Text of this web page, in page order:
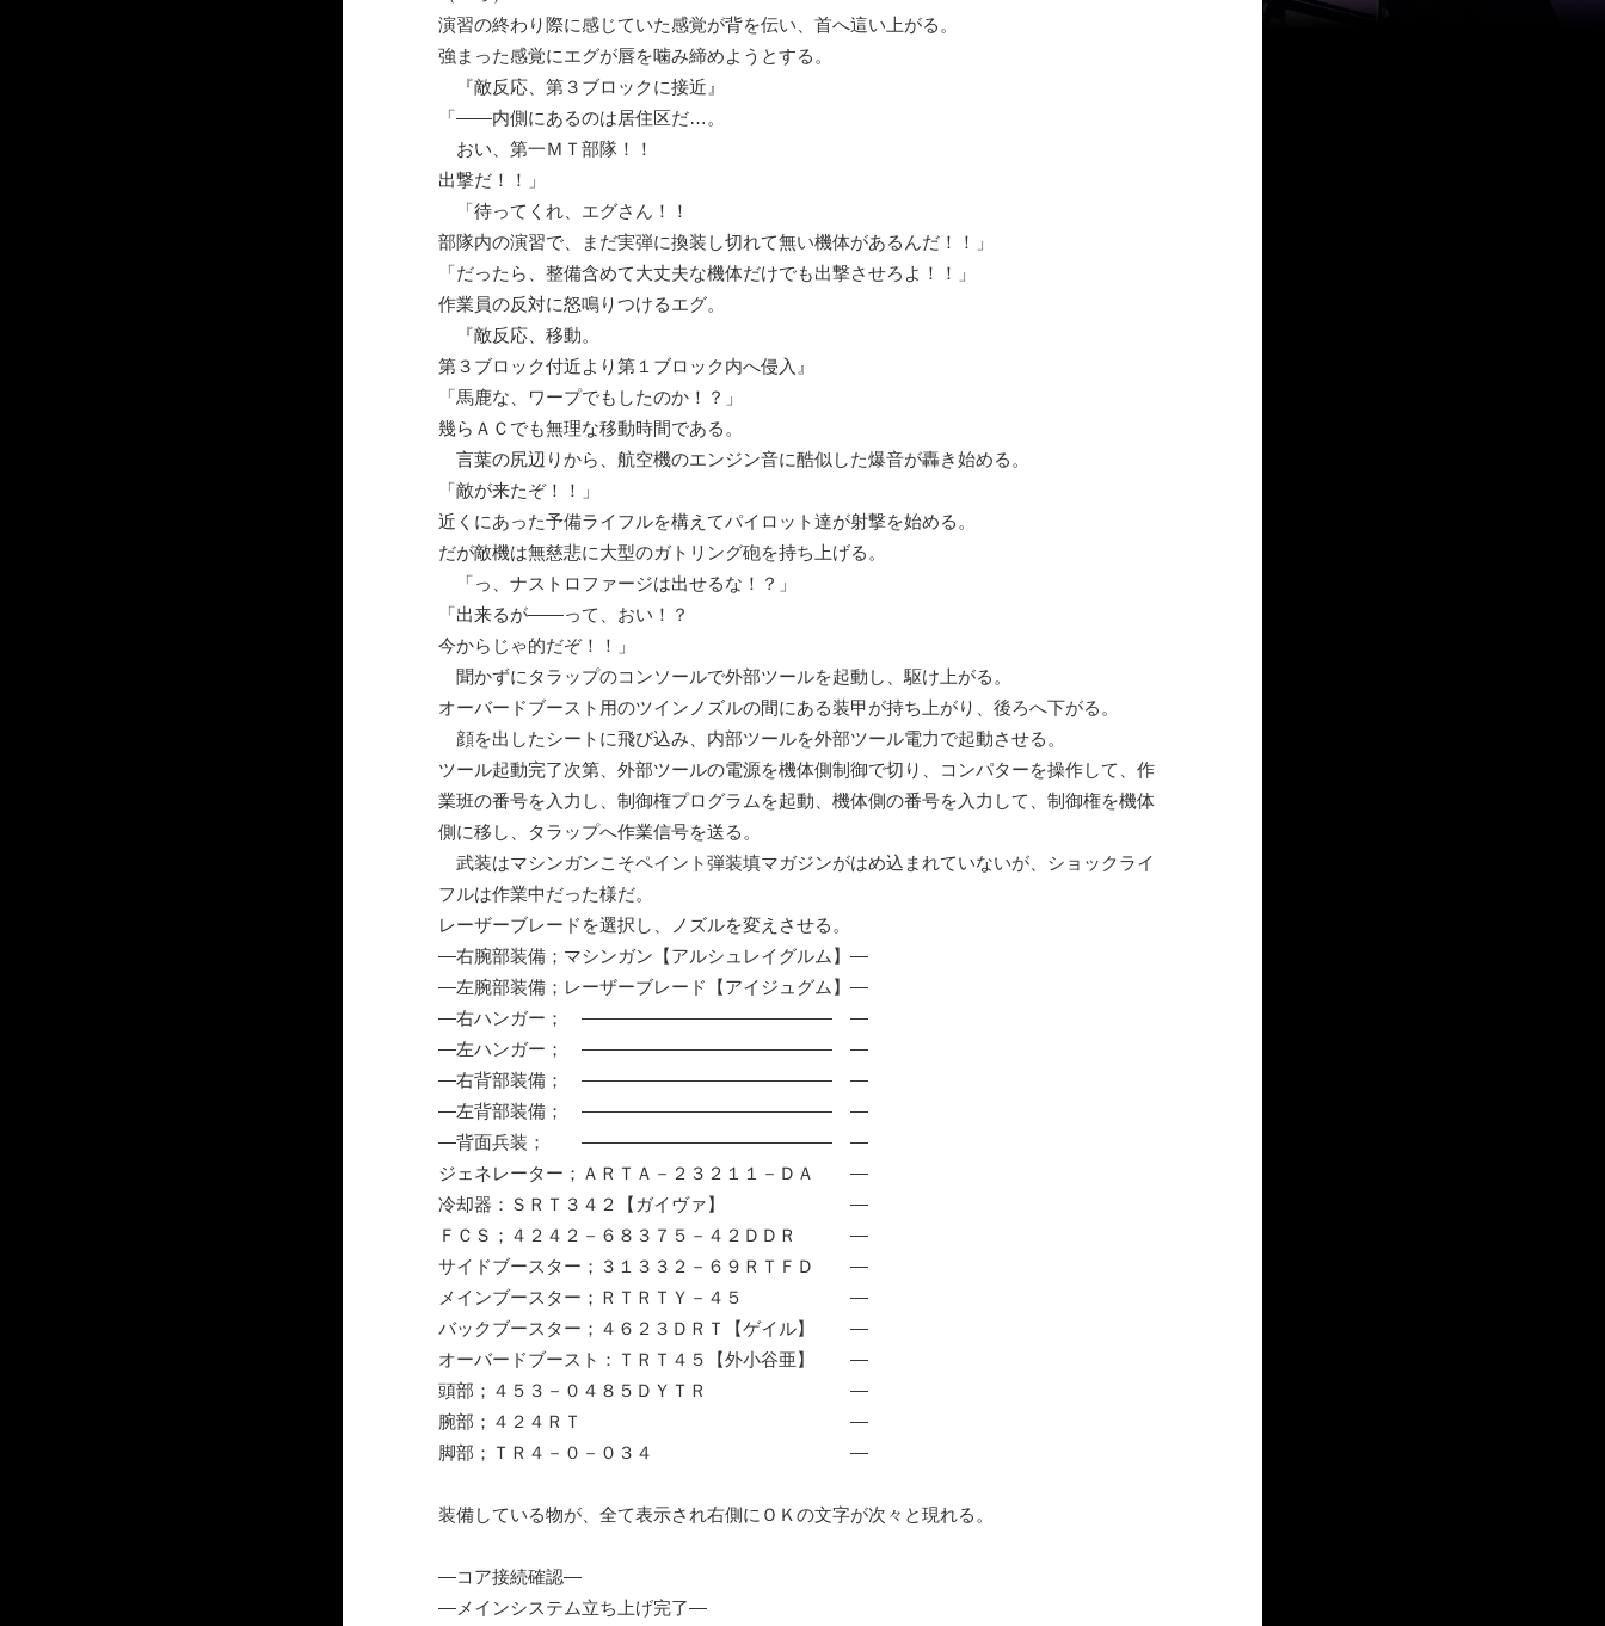
演習の終わり際に感じていた感覚が背を伝い、首へ這い上がる。
強まった感覚にエグが唇を噛み締めようとする。
『敵反応、第３ブロックに接近』
「――内側にあるのは居住区だ…。
おい、第一ＭＴ部隊！！
出撃だ！！」
「待ってくれ、エグさん！！
部隊内の演習で、まだ実弾に換装し切れて無い機体があるんだ！！」
「だったら、整備含めて大丈夫な機体だけでも出撃させろよ！！」
作業員の反対に怒鳴りつけるエグ。
『敵反応、移動。
第３ブロック付近より第１ブロック内へ侵入』
「馬鹿な、ワープでもしたのか！？」
幾らＡＣでも無理な移動時間である。
言葉の尻辺りから、航空機のエンジン音に酷似した爆音が轟き始める。
「敵が来たぞ！！」
近くにあった予備ライフルを構えてパイロット達が射撃を始める。
だが敵機は無慈悲に大型のガトリング砲を持ち上げる。
「っ、ナストロファージは出せるな！？」
「出来るが――って、おい！？
今からじゃ的だぞ！！」
聞かずにタラップのコンソールで外部ツールを起動し、駆け上がる。
オーバードブースト用のツインノズルの間にある装甲が持ち上がり、後ろへ下がる。
顔を出したシートに飛び込み、内部ツールを外部ツール電力で起動させる。
ツール起動完了次第、外部ツールの電源を機体側制御で切り、コンパターを操作して、作
業班の番号を入力し、制御権プログラムを起動、機体側の番号を入力して、制御権を機体
側に移し、タラップへ作業信号を送る。
武装はマシンガンこそペイント弾装填マガジンがはめ込まれていないが、ショックライ
フルは作業中だった様だ。
レーザーブレードを選択し、ノズルを変えさせる。
―右腕部装備；マシンガン【アルシュレイグルム】―
―左腕部装備；レーザーブレード【アイジュグム】―
―右ハンガー； ―――――――――――――― ―
―左ハンガー； ―――――――――――――― ―
―右背部装備； ―――――――――――――― ―
―左背部装備； ―――――――――――――― ―
―背面兵装； ―――――――――――――― ―
ジェネレーター；ＡＲＴＡ－２３２１１－ＤＡ ―
冷却器：ＳＲＴ３４２【ガイヴァ】 ―
ＦＣＳ；４２４２－６８３７５－４２ＤＤＲ ―
サイドブースター；３１３３２－６９ＲＴＦＤ ―
メインブースター；ＲＴＲＴＹ－４５ ―
バックブースター；４６２３ＤＲＴ【ゲイル】 ―
オーバードブースト：ＴＲＴ４５【外小谷亜】 ―
頭部；４５３－０４８５ＤＹＴＲ ―
腕部；４２４ＲＴ ―
脚部；ＴＲ４－０－０３４ ―
装備している物が、全て表示され右側にＯＫの文字が次々と現れる。
―コア接続確認―
―メインシステム立ち上げ完了―